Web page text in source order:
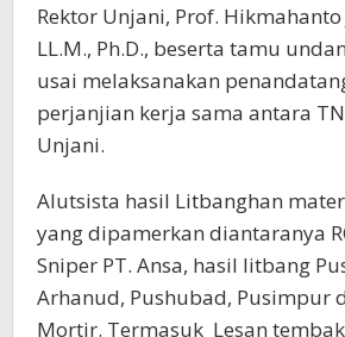
Rektor Unjani, Prof. Hikmahanto
LL.M., Ph.D., beserta tamu
usai melaksanakan
perjanjian kerja sama antara
Unjani.
Alutsista hasil Litbanghan
yang dipamerkan diantaranya
Sniper PT. Ansa, hasil litbang
Arhanud, Pushubad, Pusimpur
Mortir. Termasuk Lesan